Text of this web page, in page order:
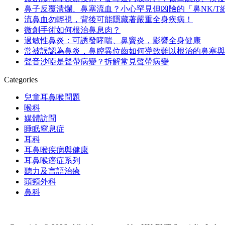
鼻子反覆潰爛、鼻塞流血？小心罕見但凶險的「鼻NK/T
流鼻血勿輕視，背後可能隱藏著嚴重全身疾病！
微創手術如何根治鼻息肉？
過敏性鼻炎：可誘發哮喘、鼻竇炎，影響全身健康
常被誤認為鼻炎，鼻腔異位齒如何導致難以根治的鼻塞
聲音沙啞是聲帶病變？拆解常見聲帶病變
Categories
兒童耳鼻喉問題
喉科
媒體訪問
睡眠窒息症
耳科
耳鼻喉疾病與健康
耳鼻喉癌症系列
聽力及言語治療
頭頸外科
鼻科